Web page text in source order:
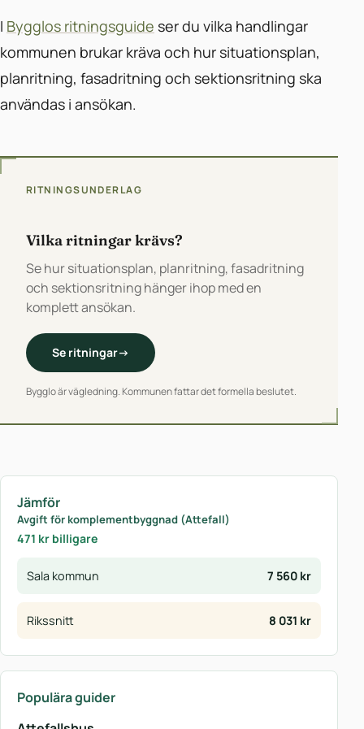
I Bygglos ritningsguide ser du vilka handlingar
kommunen brukar kräva och hur situationsplan,
planritning, fasadritning och sektionsritning ska
användas i ansökan.
RITNINGSUNDERLAG
Vilka ritningar krävs?
Se hur situationsplan, planritning, fasadritning
och sektionsritning hänger ihop med en
komplett ansökan.
Se ritningar→
Bygglo är vägledning. Kommunen fattar det formella beslutet.
Jämför
Avgift för komplementbyggnad (Attefall)
471 kr billigare
Sala kommun 7 560 kr
Rikssnitt 8 031 kr
Populära guider